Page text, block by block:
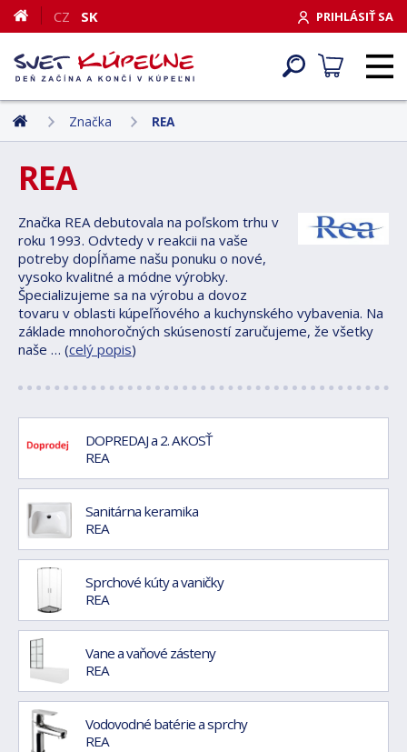
PRIHLÁSIŤ SA
CZ SK
Značka REA
REA
Značka REA debutovala na poľskom trhu v
roku 1993. Odvtedy v reakcii na vaše
potreby dopĺňame našu ponuku o nové,
vysoko kvalitné a módne výrobky.
Špecializujeme sa na výrobu a dovoz
tovaru v oblasti kúpeľňového a kuchynského vybavenia. Na
základe mnohoročných skúseností zaručujeme, že všetky
naše … (celý popis)
DOPREDAJ a 2. AKOSŤ
REA
Sanitárna keramika
REA
Sprchové kúty a vaničky
REA
Vane a vaňové zásteny
REA
Vodovodné batérie a sprchy
REA